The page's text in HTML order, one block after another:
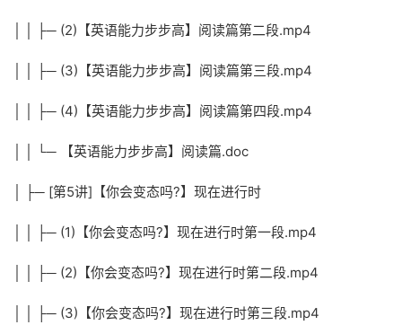
│ │ ├─ (2)【英语能力步步高】阅读篇第二段.mp4
│ │ ├─ (3)【英语能力步步高】阅读篇第三段.mp4
│ │ ├─ (4)【英语能力步步高】阅读篇第四段.mp4
│ │ └─ 【英语能力步步高】阅读篇.doc
│ ├─ [第5讲]【你会变态吗?】现在进行时
│ │ ├─ (1)【你会变态吗?】现在进行时第一段.mp4
│ │ ├─ (2)【你会变态吗?】现在进行时第二段.mp4
│ │ ├─ (3)【你会变态吗?】现在进行时第三段.mp4